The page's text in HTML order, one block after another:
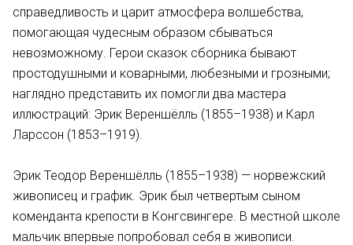
справедливость и царит атмосфера волшебства,
помогающая чудесным образом сбываться
невозможному. Герои сказок сборника бывают
простодушными и коварными, любезными и грозными;
наглядно представить их помогли два мастера
иллюстраций: Эрик Вереншёлль (1855–1938) и Карл
Ларссон (1853–1919).
Эрик Теодор Вереншёлль (1855–1938) — норвежский
живописец и график. Эрик был четвертым сыном
коменданта крепости в Конгсвингере. В местной школе
мальчик впервые попробовал себя в живописи.